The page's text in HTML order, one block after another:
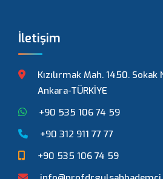
İletişim
Kızılırmak Mah. 1450.
Ankara-TÜRKİYE
+90 535 106 74 59
+90 312 911 77 77
+90 535 106 74 59